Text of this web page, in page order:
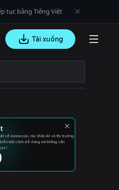
tục bằng Tiếng Việt
Tải xuống
về memecoin, tác nhân AI và thị trường.
một cách dễ dàng mà không cần